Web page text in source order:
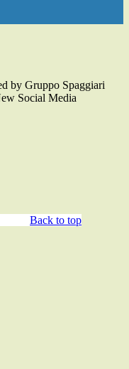
by Gruppo Spaggiari
Social Media
Back to top